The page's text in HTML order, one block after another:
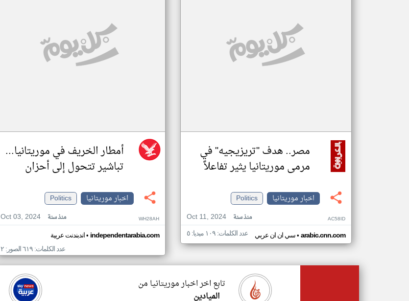
مصر.. هدف "تريزيجيه" في
مرمى موريتانيا يثير تفاعلاً
اخبار موريتانيا
Politics
Oct 11, 2024
منذ سنة AC58ID
سي ان ان عربي• arabic.cnn.com عدد الكلمات: ١٠٩ ميديا: ٥
أمطار الخريف في موريتانيا...
تباشير تتحول إلى أحزان
اخبار موريتانيا
Politics
Oct 03, 2024
منذ سنة WH28AH
اندبندنت عربية• independentarabia.com
عدد الكلمات: ٦١٩ الصور: ٢
تابع اخر اخبار موريتانيا من
الميادين